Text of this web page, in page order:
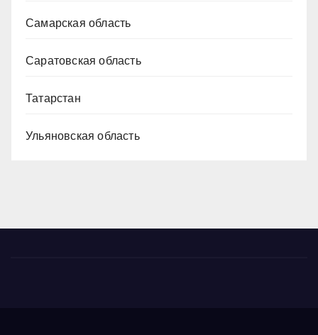
Самарская область
Саратовская область
Татарстан
Ульяновская область